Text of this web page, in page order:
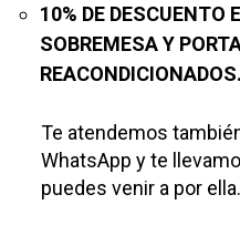
10% DE DESCUENTO
SOBREMESA Y
REACONDICIONADOS.
Te atendemos
WhatsApp y te
puedes venir a por ella.